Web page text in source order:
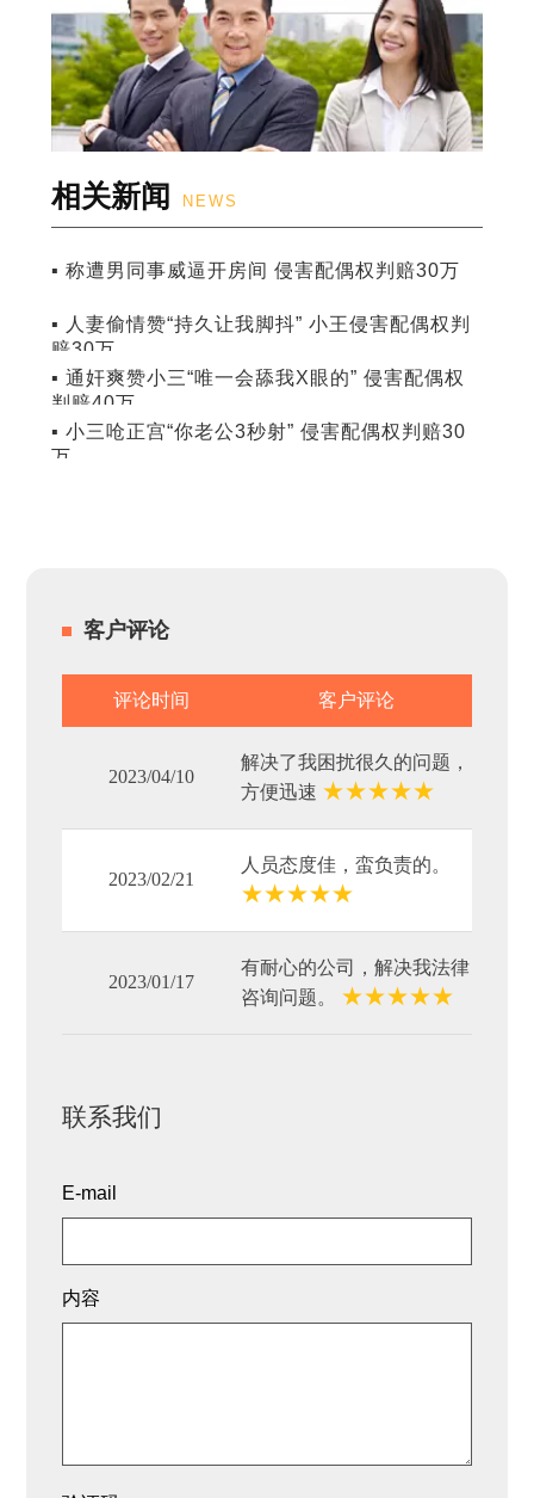
相关新闻 NEWS
▪ 称遭男同事威逼开房间 侵害配偶权判赔30万
▪ 人妻偷情赞“持久让我脚抖” 小王侵害配偶权判
赔30万
▪ 通奸爽赞小三“唯一会舔我X眼的” 侵害配偶权
判赔40万
▪ 小三呛正宫“你老公3秒射” 侵害配偶权判赔30
万
客户评论
评论时间 客户评论
2023/04/10
解决了我困扰很久的问题，
方便迅速 ★★★★★
2023/02/21
人员态度佳，蛮负责的。
★★★★★
2023/01/17
有耐心的公司，解决我法律
咨询问题。 ★★★★★
联系我们
E-mail
内容